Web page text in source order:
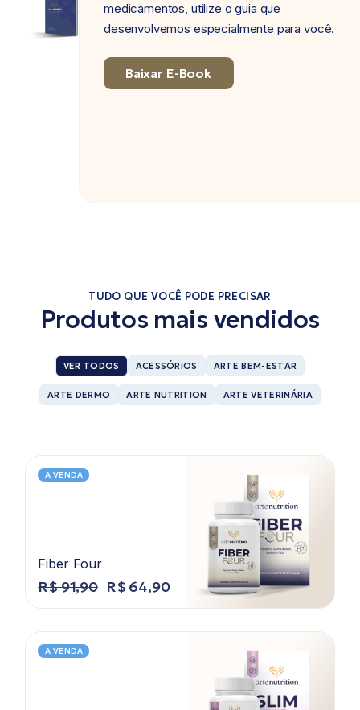
medicamentos, utilize o guia que
desenvolvemos especialmente para você.
Baixar E-Book
TUDO QUE VOCÊ PODE PRECISAR
Produtos mais vendidos
VER TODOS ACESSÓRIOS ARTE BEM-ESTAR
ARTE DERMO ARTE NUTRITION ARTE VETERINÁRIA
A VENDA
Fiber Four
R$91,90 R$ 64,90
A VENDA